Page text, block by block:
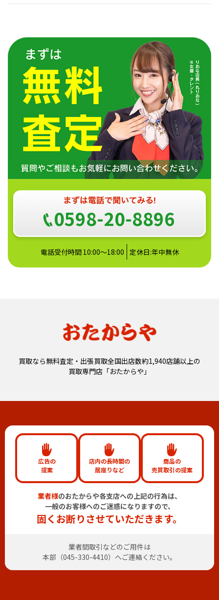
0598-20-8896
電話受付時間 10:00～18:00 定休日:年中無休
買取なら無料査定・出張買取全国出店数約1,940店舗以上の
買取専門店「おたからや」
広告の
提案
店内の長時間の
居座りなど
商品の
売買取引の提案
業者様のおたからや各支店への上記の行為は、
一般のお客様へのご迷惑になりますので、
固くお断りさせていただきます。
業者間取引などのご用件は
本部（045-330-4410）へご連絡ください。